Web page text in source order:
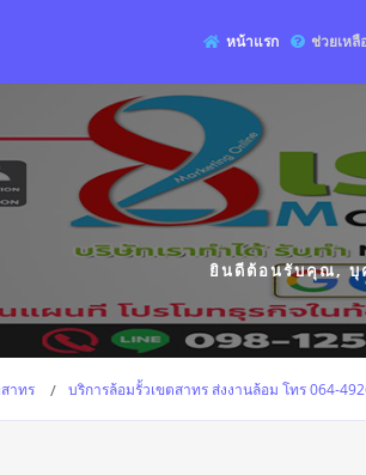
หน้าแรก ช่วยเหลื
ยินดีต้อนรับคุณ,บุ
าทร บริการล้อมรั้วเขตสาทร ส่งงานล้อม โทร 064-